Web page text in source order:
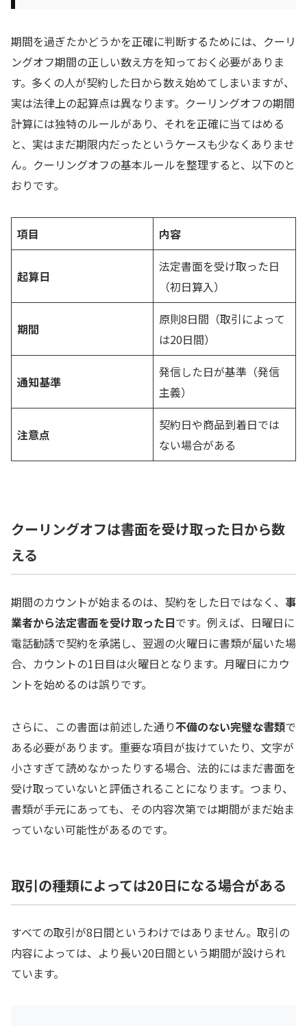
期間を過ぎたかどうかを正確に判断するためには、クーリ
ングオフ期間の正しい数え方を知っておく必要がありま
す。多くの人が契約した日から数え始めてしまいますが、
実は法律上の起算点は異なります。クーリングオフの期間
計算には独特のルールがあり、それを正確に当てはめる
と、実はまだ期限内だったというケースも少なくありませ
ん。クーリングオフの基本ルールを整理すると、以下のと
おりです。
項目 内容
起算日
法定書面を受け取った日
（初日算入）
期間
原則8日間（取引によって
は20日間）
通知基準
発信した日が基準（発信
主義）
注意点
契約日や商品到着日では
ない場合がある
クーリングオフは書面を受け取った日から数
える
期間のカウントが始まるのは、契約をした日ではなく、 事
業者から法定書面を受け取った日です。例えば、日曜日に
電話勧誘で契約を承諾し、翌週の火曜日に書類が届いた場
合、カウントの1日目は火曜日となります。月曜日にカウ
ントを始めるのは誤りです。
さらに、この書面は前述した通り不備のない完璧な書類で
ある必要があります。重要な項目が抜けていたり、文字が
小さすぎて読めなかったりする場合、法的にはまだ書面を
受け取っていないと評価されることになります。つまり、
書類が手元にあっても、その内容次第では期間がまだ始ま
っていない可能性があるのです。
取引の種類によっては20日になる場合がある
すべての取引が8日間というわけではありません。取引の
内容によっては、より長い20日間という期間が設けられ
ています。